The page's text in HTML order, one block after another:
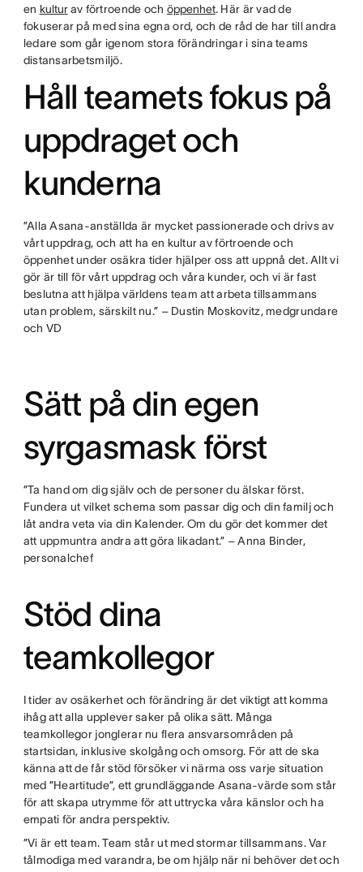
en kulturav förtroende och öppenhet. Här är vad de
fokuserar på med sina egna ord, och de råd de har till andra
ledare som går igenom stora förändringar i sina teams
distansarbetsmiljö.
Håll teamets fokus på
uppdraget och
kunderna
”Alla Asana-anställda är mycket passionerade och drivs av
vårt uppdrag, och att ha en kultur av förtroende och
öppenhet under osäkra tider hjälper oss att uppnå det. Allt vi
gör är till för vårt uppdrag och våra kunder, och vi är fast
beslutna att hjälpa världens team att arbeta tillsammans
utan problem, särskilt nu.” – Dustin Moskovitz, medgrundare
och VD
Sätt på din egen
syrgasmask först
”Ta hand om dig själv och de personer du älskar först.
Fundera ut vilket schema som passar dig och din familj och
låt andra veta via din Kalender. Om du gör det kommer det
att uppmuntra andra att göra likadant.” – Anna Binder,
personalchef
Stöd dina
teamkollegor
I tider av osäkerhet och förändring är det viktigt att komma
ihåg att alla upplever saker på olika sätt. Många
teamkollegor jonglerar nu flera ansvarsområden på
startsidan, inklusive skolgång och omsorg. För att de ska
känna att de får stöd försöker vi närma oss varje situation
med ”Heartitude”, ett grundläggande Asana-värde som står
för att skapa utrymme för att uttrycka våra känslor och ha
empati för andra perspektiv.
”Vi är ett team. Team står ut med stormar tillsammans. Var
tålmodiga med varandra, be om hjälp när ni behöver det och